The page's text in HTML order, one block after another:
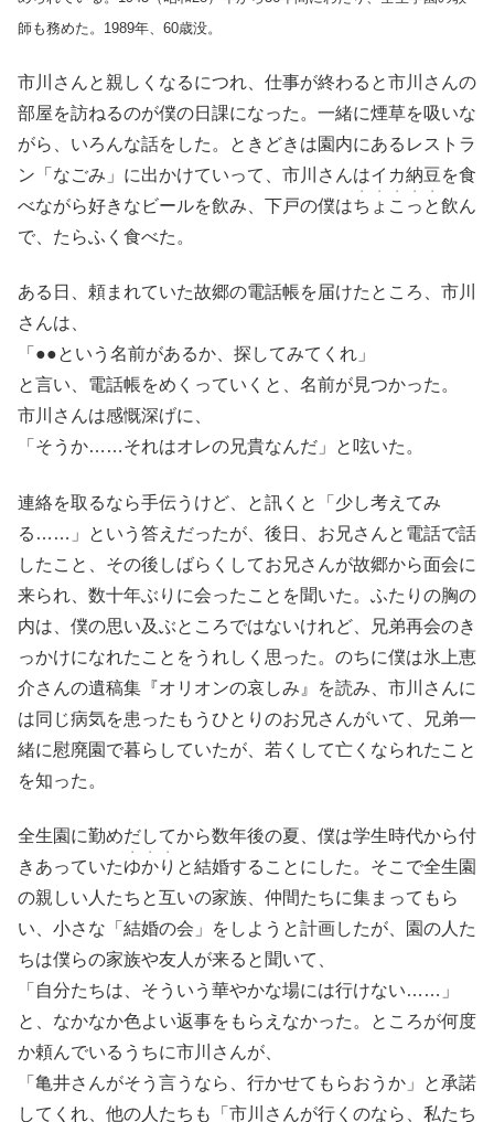
師も務めた。1989年、60歳没。
市川さんと親しくなるにつれ、仕事が終わると市川さんの
部屋を訪ねるのが僕の日課になった。一緒に煙草を吸いな
がら、いろんな話をした。ときどきは園内にあるレストラ
ン「なごみ」に出かけていって、市川さんはイカ納豆を食
べながら好きなビールを飲み、下戸の僕はちょこっと
・・・・・
飲ん
で、たらふく食べた。
ある日、頼まれていた故郷の電話帳を届けたところ、市川
さんは、
「●●という名前があるか、探してみてくれ」
と言い、電話帳をめくっていくと、名前が見つかった。
市川さんは感慨深げに、
「そうか……それはオレの兄貴なんだ」と呟いた。
連絡を取るなら手伝うけど、と訊くと「少し考えてみ
る……」という答えだったが、後日、お兄さんと電話で話
したこと、その後しばらくしてお兄さんが故郷から面会に
来られ、数十年ぶりに会ったことを聞いた。ふたりの胸の
内は、僕の思い及ぶところではないけれど、兄弟再会のき
っかけになれたことをうれしく思った。のちに僕は氷上恵
介さんの遺稿集『オリオンの哀しみ』を読み、市川さんに
は同じ病気を患ったもうひとりのお兄さんがいて、兄弟一
緒に慰廃園で暮らしていたが、若くして亡くなられたこと
を知った。
全生園に勤めだしてから数年後の夏、僕は学生時代から付
きあっていたゆかり
・・・
と結婚することにした。そこで全生園
の親しい人たちと互いの家族、仲間たちに集まってもら
い、小さな「結婚の会」をしようと計画したが、園の人た
ちは僕らの家族や友人が来ると聞いて、
「自分たちは、そういう華やかな場には行けない……」
と、なかなか色よい返事をもらえなかった。ところが何度
か頼んでいるうちに市川さんが、
「亀井さんがそう言うなら、行かせてもらおうか」と承諾
してくれ、他の人たちも「市川さんが行くのなら、私たち